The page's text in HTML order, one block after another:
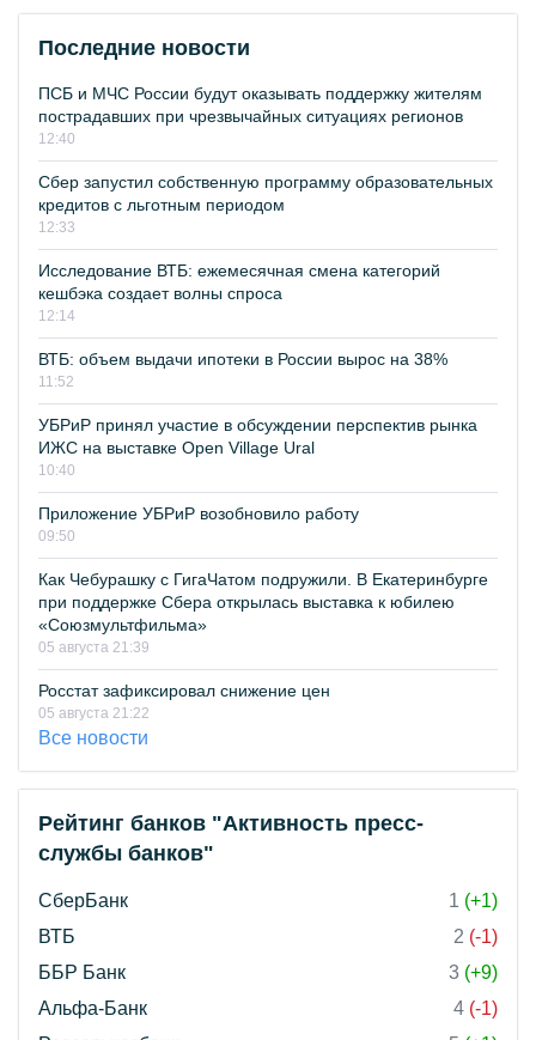
Последние новости
ПСБ и МЧС России будут оказывать поддержку жителям
пострадавших при чрезвычайных ситуациях регионов
12:40
Сбер запустил собственную программу образовательных
кредитов с льготным периодом
12:33
Исследование ВТБ: ежемесячная смена категорий
кешбэка создает волны спроса
12:14
ВТБ: объем выдачи ипотеки в России вырос на 38%
11:52
УБРиР принял участие в обсуждении перспектив рынка
ИЖС на выставке Open Village Ural
10:40
Приложение УБРиР возобновило работу
09:50
Как Чебурашку с ГигаЧатом подружили. В Екатеринбурге
при поддержке Сбера открылась выставка к юбилею
«Союзмультфильма»
05 августа 21:39
Росстат зафиксировал снижение цен
05 августа 21:22
Все новости
Рейтинг банков "Активность пресс-
службы банков"
СберБанк 1 (+1)
ВТБ
2 (-1)
ББР Банк
3 (+9)
Альфа-Банк
4 (-1)